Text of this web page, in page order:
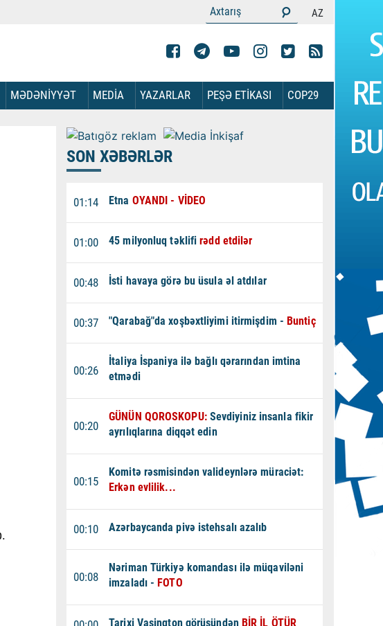
AZ
MƏDƏNİYYƏT MEDİA YAZARLAR PEŞƏ ETİKASI COP29
SON XƏBƏRLƏR
01:14 Etna OYANDI - VİDEO
01:00 45 milyonluq təklifirədd etdilər
00:48 İsti havaya görə bu üsula əl atdılar
00:37 "Qarabağ"da xoşbəxtliyimi itirmişdim - Buntiç
00:26
İtaliya İspaniya ilə bağlı qərarından imtina
etmədi
00:20
GÜNÜN QOROSKOPU: Sevdiyiniz insanla fikir
ayrılıqlarına diqqət edin
00:15
Komitə rəsmisindən valideynlərə müraciət:
Erkən evlilik...
00:10 Azərbaycanda pivə istehsalı azalıb
00:08
Nəriman Türkiyə komandası ilə müqaviləni
imzaladı - FOTO
Tarixi Vaşinqton görüşündən BİR İL ÖTÜR